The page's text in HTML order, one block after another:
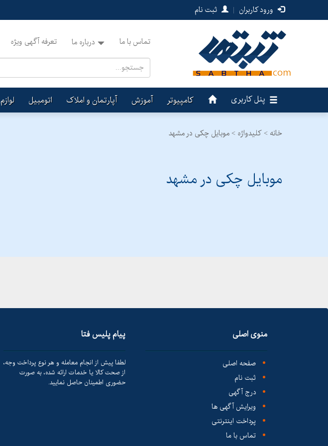
ورود کاربران | ثبت نام
تماس با ما درباره ما تعرفه آگهی ویژه
پنل کاربری کامپیوتر آموزش آپارتمان و املاک اتومبیل لوازم
خانه > کلیدواژه > موبایل چکی در مشهد
موبایل چکی در مشهد
منوی اصلی
صفحه اصلی
ثبت نام
درج آگهی
ویرایش آگهی ها
پرداخت اینترنتی
تماس با ما
پیام پلیس فتا
لطفا پیش از انجام معامله و هر نوع پرداخت وجه،
از صحت کالا یا خدمات ارائه شده، به صورت
حضوری اطمینان حاصل نمایید.